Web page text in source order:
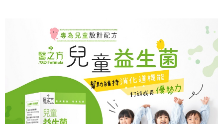
台新國際商業銀行
台灣樂天信用卡公司
大哥付你分期
1.本服務由台灣大哥大提供，台灣大哥大用戶可立即使用無須另外申請。
2.付款方式選擇「大哥付你分期」，訂單成立後會自動跳轉到大哥付的交易
流程，驗證手機門號後，選擇欲分期的期數、繳款截止日，確認付款後即完
成交易。
3.實際核准額度、可分期數及費用金額請依後續交易確認頁面所載為準。
AFTEE先享後付
相關說明
【關於「AFTEE先享後付」】
AFTEE先享後付是「在收到商品之後才付款」的支付方式。 讓您購物簡單
便利好安心！
Hami Point